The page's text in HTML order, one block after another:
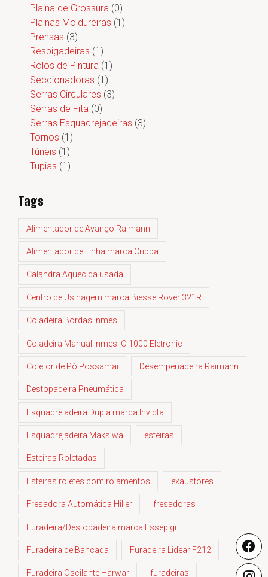
Plaina de Grossura (0)
Plainas Moldureiras (1)
Prensas (3)
Respigadeiras (1)
Rolos de Pintura (1)
Seccionadoras (1)
Serras Circulares (3)
Serras de Fita (0)
Serras Esquadrejadeiras (3)
Tornos (1)
Túneis (1)
Tupias (1)
Tags
Alimentador de Avanço Raimann
Alimentador de Linha marca Crippa
Calandra Aquecida usada
Centro de Usinagem marca Biesse Rover 321R
Coladeira Bordas Inmes
Coladeira Manual Inmes IC-1000 Eletronic
Coletor de Pó Possamai Desempenadeira Raimann
Destopadeira Pneumática
Esquadrejadeira Dupla marca Invicta
Esquadrejadeira Maksiwa esteiras
Esteiras Roletadas
Esteiras roletes com rolamentos exaustores
Fresadora Automática Hiller fresadoras
Furadeira/Destopadeira marca Essepigi
Furadeira de Bancada Furadeira Lidear F212
Furadeira Oscilante Harwar furadeiras